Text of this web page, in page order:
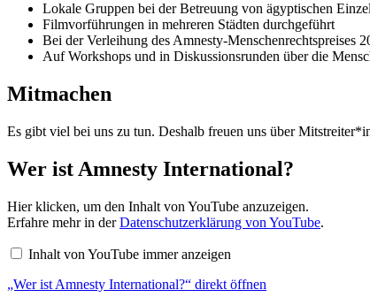
Lokale Gruppen bei der Betreuung von ägyptischen
Filmvorführungen in mehreren Städten durchgeführt
Bei der Verleihung des Amnesty-Menschenrechtspreises
Auf Workshops und in Diskussionsrunden über die
Mitmachen
Es gibt viel bei uns zu tun. Deshalb freuen uns über
Wer ist Amnesty International?
„Wer
ist
Amnesty
von
anzeigen
Hier klicken, um den Inhalt von YouTube anzuzeigen.
Erfahre mehr in derDatenschutzerklärung von YouTube.
Inhalt von YouTube immer anzeigen
„Wer ist Amnesty International?“ direkt öffnen